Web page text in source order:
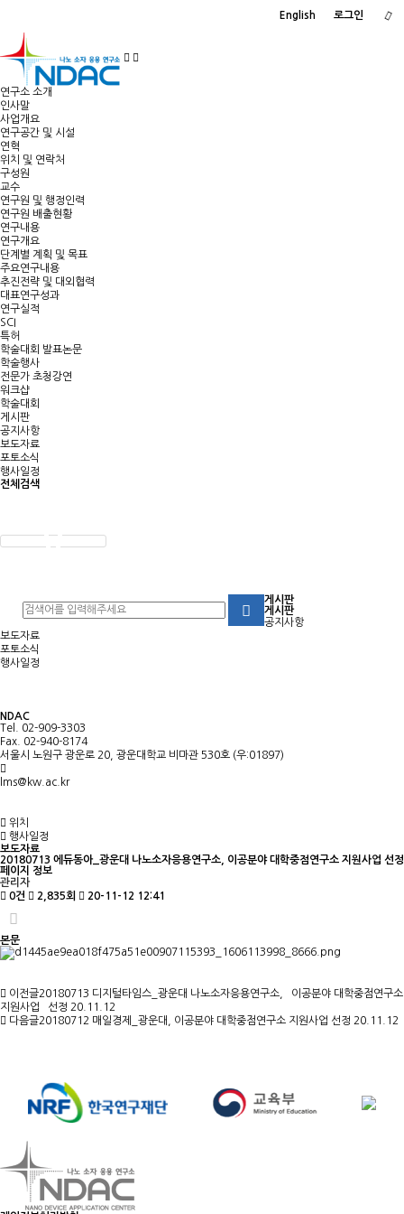
English 로그인
연구소 소개
인사말
사업개요
연구공간 및 시설
연혁
위치 및 연락처
구성원
교수
연구원 및 행정인력
연구원 배출현황
연구내용
연구개요
단계별 계획 및 목표
주요연구내용
추진전략 및 대외협력
대표연구성과
연구실적
SCI
특허
학술대회 발표논문
학술행사
전문가 초청강연
워크샵
학술대회
게시판
공지사항
보도자료
포토소식
행사일정
전체검색
게시판
게시판
공지사항
보도자료
포토소식
행사일정
NDAC
Tel. 02-909-3303
Fax. 02-940-8174
서울시 노원구 광운로 20, 광운대학교 비마관 530호 (우:01897)
lms@kw.ac.kr
위치
행사일정
보도자료
20180713 에듀동아_광운대 나노소자응용연구소, 이공분야 대학중점연구소 지원사업 선정
페이지 정보
관리자
0건
2,835회 20-11-12 12:41
본문
이전글20180713 디지털타임스_광운대 나노소자응용연구소, `이공분야 대학중점연구소
지원사업` 선정 20.11.12
다음글20180712 매일경제_광운대, 이공분야 대학중점연구소 지원사업 선정 20.11.12